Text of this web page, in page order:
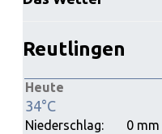
Reutlingen
Heute
34°C
Niederschlag:
0 mm